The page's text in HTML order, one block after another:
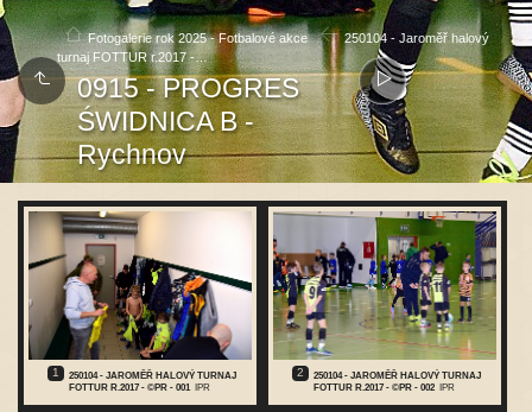
Fotogalerie rok 2025 - Fotbalové akce
250104 - Jaroměř halový
turnaj FOTTUR r.2017 -…
0915 - PROGRES
ŚWIDNICA B -
Rychnov
1
250104 - JAROMĚŘ HALOVÝ TURNAJ
FOTTUR R.2017 - ©PR - 001
IPR
2
250104 - JAROMĚŘ HALOVÝ TURNAJ
FOTTUR R.2017 - ©PR - 002
IPR